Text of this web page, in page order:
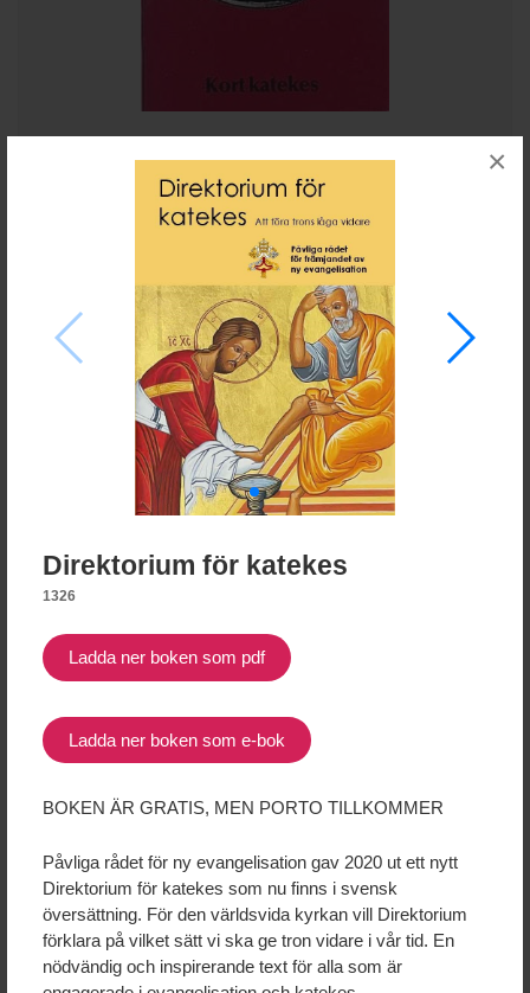
Direktorium för katekes
1326
Ladda ner boken som pdf
Ladda ner boken som e-bok
BOKEN ÄR GRATIS, MEN PORTO TILLKOMMER
Påvliga rådet för ny evangelisation gav 2020 ut ett nytt
Direktorium för katekes som nu finns i svensk
översättning. För den världsvida kyrkan vill Direktorium
förklara på vilket sätt vi ska ge tron vidare i vår tid. En
nödvändig och inspirerande text för alla som är
×
Sycamore-boken
Alla priser är inklusive moms